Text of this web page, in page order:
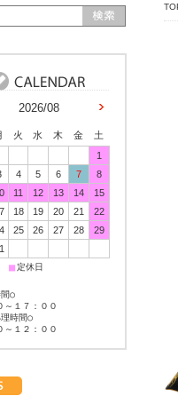
2026/08
火 水 木 金
土
1
4 5 6 7
8
11 12 13 14
15
18 19 20 21
22
25 26 27 28
29
■定休日
○
～１７：００
時間○
～１２：００